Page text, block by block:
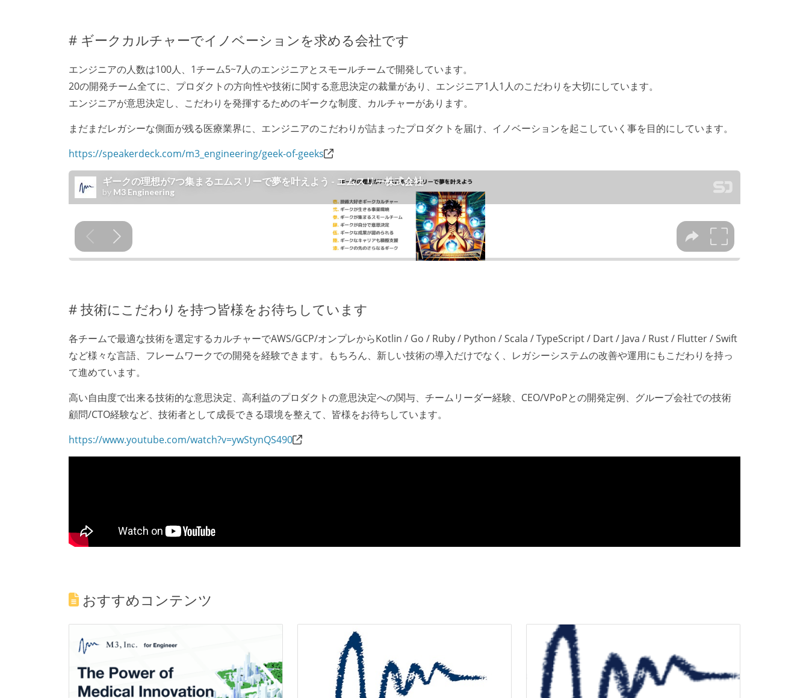
# ギークカルチャーでイノベーションを求める会社です
エンジニアの人数は100人、1チーム5~7人のエンジニアとスモールチームで開発しています。
20の開発チーム全てに、プロダクトの方向性や技術に関する意思決定の裁量があり、エンジニア1人1人のこだわりを大切にしています。
エンジニアが意思決定し、こだわりを発揮するためのギークな制度、カルチャーがあります。
まだまだレガシーな側面が残る医療業界に、エンジニアのこだわりが詰まったプロダクトを届け、イノベーションを起こしていく事を目的にしています。
https://speakerdeck.com/m3_engineering/geek-of-geeks
# 技術にこだわりを持つ皆様をお待ちしています
各チームで最適な技術を選定するカルチャーでAWS/GCP/オンプレからKotlin / Go / Ruby / Python / Scala / TypeScript / Dart / Java / Rust / Flutter / Swift
など様々な言語、フレームワークでの開発を経験できます。もちろん、新しい技術の導入だけでなく、レガシーシステムの改善や運用にもこだわりを持っ
て進めています。
高い自由度で出来る技術的な意思決定、高利益のプロダクトの意思決定への関与、チームリーダー経験、CEO/VPoPとの開発定例、グループ会社での技術
顧問/CTO経験など、技術者として成長できる環境を整えて、皆様をお待ちしています。
https://www.youtube.com/watch?v=ywStynQS490
おすすめコンテンツ